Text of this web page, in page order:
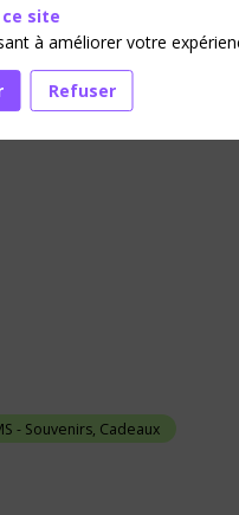
- Souvenirs, Cadeaux
site
à améliorer votre
Refuser